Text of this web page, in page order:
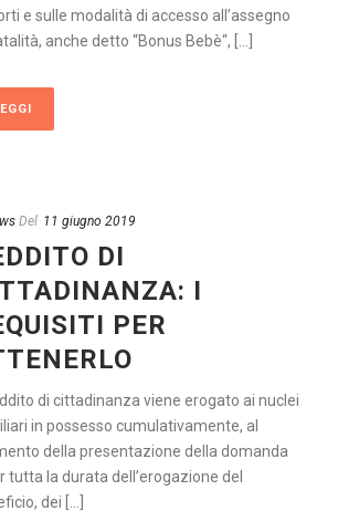
e sulle modalità di accesso all’assegno
anche detto “Bonus Bebè“, [...]
Del 11 giugno 2019
DI
I
PER
di cittadinanza viene erogato ai nuclei
in possesso cumulativamente, al
della presentazione della domanda
tutta la durata dell’erogazione del
dei [...]